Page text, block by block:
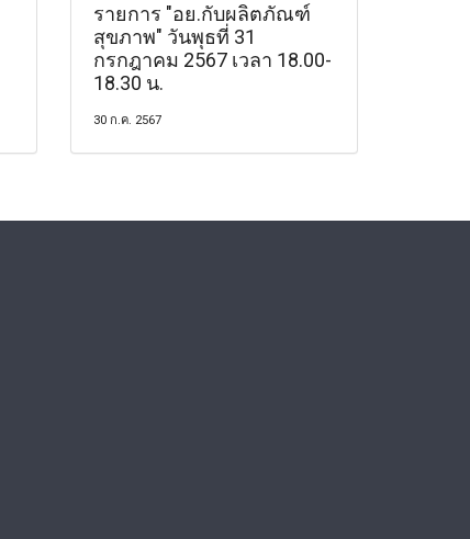
รายการ "อย.กับผลิตภัณฑ์
สุขภาพ" วันพุธที่ 31
กรกฎาคม 2567 เวลา 18.00-
18.30 น.
30 ก.ค. 2567